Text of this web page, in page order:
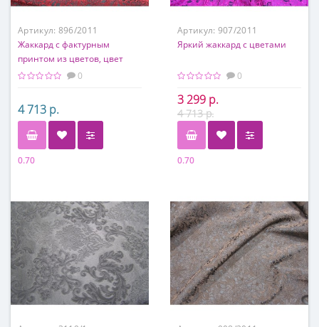
Артикул: 896/2011
Жаккард с фактурным
принтом из цветов, цвет
исполнения - Бордо.
0
4 713 р.
0.70
1% эластан
Артикул: 907/2011
Яркий жаккард с цветами
0
3 299 р.
4 713 р.
0.70